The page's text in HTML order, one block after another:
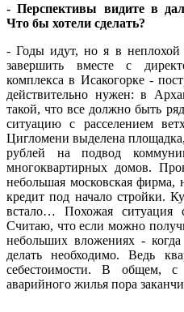
- Перспективы видите в
Что бы хотели сделать?
- Годы идут, но я в
завершить вместе с
комплекса в Исакогорке -
действительно нужен: в
такой, что все должно быть
ситуацию с расселением
Цигломени выделена
рублей на подвод
многоквартирных домов.
небольшая московская фирма,
кредит под начало стройки.
встало… Похожая
Считаю, что если можно
небольших вложениях -
делать необходимо. Ведь
себестоимости. В общем,
аварийного жилья пора